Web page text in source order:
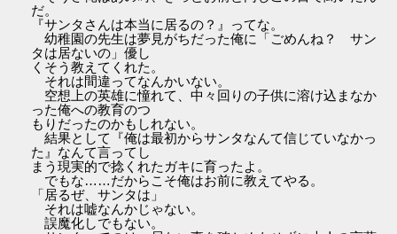
だ。
『サンタさんは本当に居るの？』ってな。
幼稚園の先生は夢見がちだった俺に「ごめんね？ サン
タは居ないの」優し
くそう教えてくれた。
それは間違ってなんかいない。
空想上の英雄に憧れて、中々回りの子供に溶け込まなか
った俺への教育のつ
もりだったのかもしれない。
結果として『俺は最初からサンタなんて信じていなかっ
た』なんて言ってし
まう現実的で捻くれたガキに育ったよ。
でもな……だからこそ俺はお前に教えてやる。
「居るぜ、サンタは」
それは嘘なんかじゃない。
誤魔化しでもない。